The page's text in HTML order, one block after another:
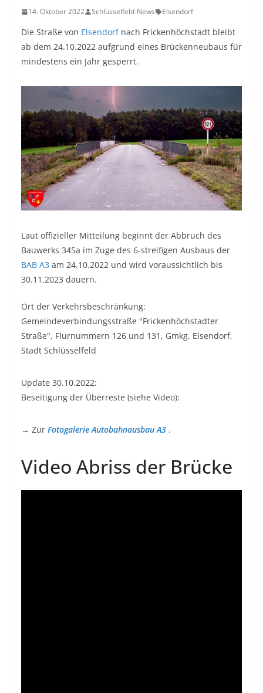
14. Oktober 2022 Schlüsselfeld-News Elsendorf
Die Straße von Elsendorfnach Frickenhöchstadt bleibt
ab dem 24.10.2022 aufgrund eines Brückenneubaus für
mindestens ein Jahr gesperrt.
Laut offizieller Mitteilung beginnt der Abbruch des
Bauwerks 345a im Zuge des 6-streifigen Ausbaus der
BAB A3 am 24.10.2022 und wird voraussichtlich bis
30.11.2023 dauern.
Ort der Verkehrsbeschränkung:
Gemeindeverbindungsstraße "Frickenhöchstadter
Straße", Flurnummern 126 und 131, Gmkg. Elsendorf,
Stadt Schlüsselfeld
Update 30.10.2022:
Beseitigung der Überreste (siehe Video):
→ Zur Fotogalerie Autobahnausbau A3 .
Video Abriss der Brücke